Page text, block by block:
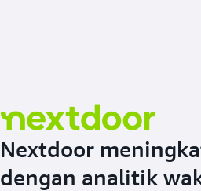
Nextdoor
dengan analitik
Blog
Blog